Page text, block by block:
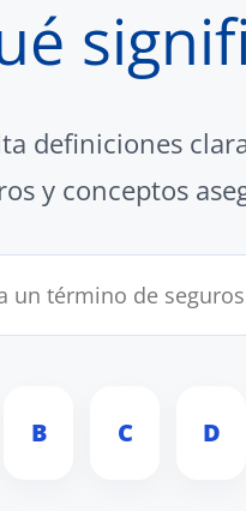
definiciones
y conceptos
B C D